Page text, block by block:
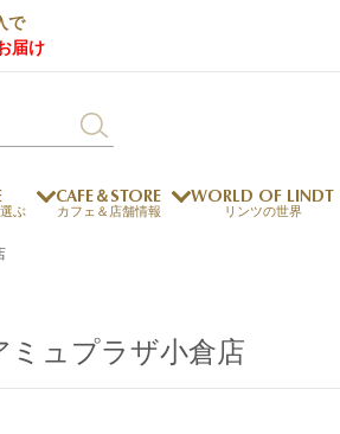
で
届け
ぶ
CAFE＆STORE
カフェ＆店舗情報
WORLD OF LINDT
リンツの世界
チョコレートとワイン
チョコレートと紅茶
ミュプラザ小倉店